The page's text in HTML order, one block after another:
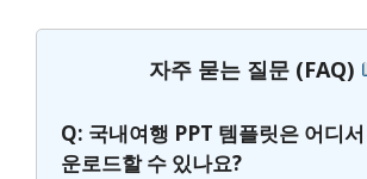
자주 묻는 질문 (FAQ)
Q: 국내여행 PPT 템플릿은 어디
운로드할 수 있나요?